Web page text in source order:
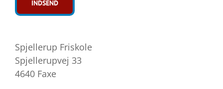
Spjellerup Friskole
Spjellerupvej 33
4640 Faxe